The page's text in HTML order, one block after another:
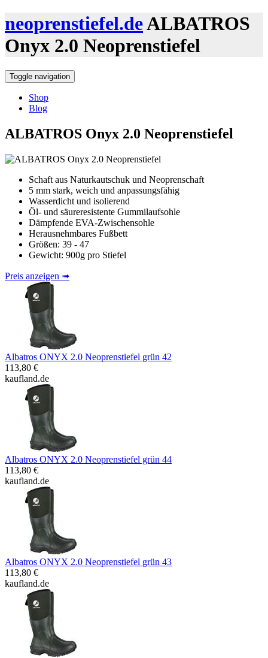
neoprenstiefel.deALBATROS
Onyx 2.0 Neoprenstiefel
Toggle navigation
Shop
Blog
ALBATROS Onyx 2.0 Neoprenstiefel
Schaft aus Naturkautschuk und Neoprenschaft
5 mm stark, weich und anpassungsfähig
Wasserdicht und isolierend
Öl- und säureresistente Gummilaufsohle
Dämpfende EVA-Zwischensohle
Herausnehmbares Fußbett
Größen: 39 - 47
Gewicht: 900g pro Stiefel
Preis anzeigen ➟
Albatros ONYX 2.0 Neoprenstiefel grün 42
113,80 €
kaufland.de
Albatros ONYX 2.0 Neoprenstiefel grün 44
113,80 €
kaufland.de
Albatros ONYX 2.0 Neoprenstiefel grün 43
113,80 €
kaufland.de